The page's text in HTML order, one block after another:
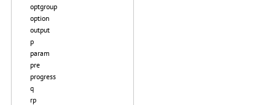
optgroup
option
output
p
param
pre
progress
q
rp